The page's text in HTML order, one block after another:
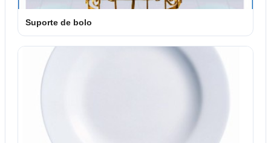
Suporte de bolo